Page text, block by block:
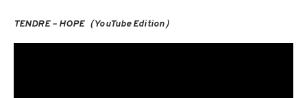
TENDRE – HOPE（YouTube Edition）